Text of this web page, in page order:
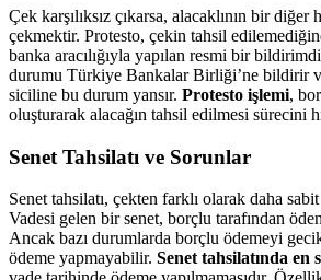
Çek karşılıksız çıkarsa, alacaklının bir
çekmektir. Protesto, çekin tahsil
banka aracılığıyla yapılan resmi bir
durumu Türkiye Bankalar Birliği’ne bildirir
siciline bu durum yansır. Protesto işlemi,
oluşturarak alacağın tahsil edilmesi sürecini
Senet Tahsilatı ve Sorunlar
Senet tahsilatı, çekten farklı olarak daha
Vadesi gelen bir senet, borçlu tarafından
Ancak bazı durumlarda borçlu ödemeyi
ödeme yapmayabilir. Senet tahsilatında en